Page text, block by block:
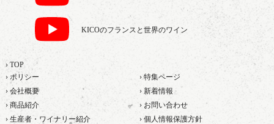
KICOのフランスと世界のワイン
› TOP
› ポリシー
› 特集ページ
› 会社概要
› 新着情報
› 商品紹介
› お問い合わせ
› 生産者・ワイナリー紹介
› 個人情報保護方針